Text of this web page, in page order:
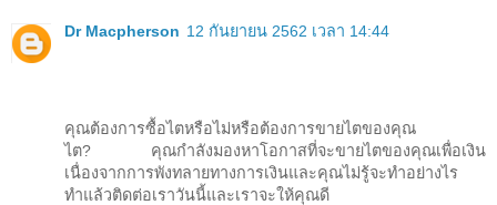
Dr Macpherson 12 กันยายน 2562 เวลา 14:44
คุณต้องการซื้อไตหรือไม่หรือต้องการขายไตของคุณ
ไต? คุณกำลังมองหาโอกาสที่จะขายไตของคุณเพื่อเงิน
เนื่องจากการพังทลายทางการเงินและคุณไม่รู้จะทำอย่างไร
ทำแล้วติดต่อเราวันนี้และเราจะให้คุณดี